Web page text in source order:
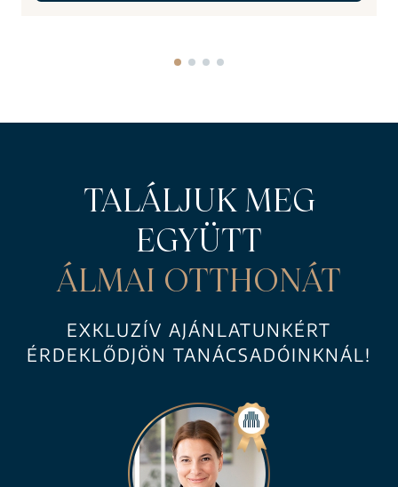
TALÁLJUK MEG
EGYÜTT
ÁLMAI OTTHONÁT
EXKLUZÍV AJÁNLATUNKÉRT
ÉRDEKLŐDJÖN TANÁCSADÓINKNÁL!